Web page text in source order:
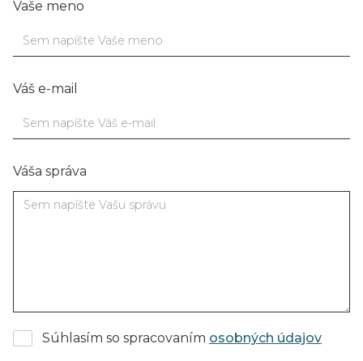
Vaše meno
Váš e-mail
Váša správa
Súhlasím so spracovaním osobných údajov